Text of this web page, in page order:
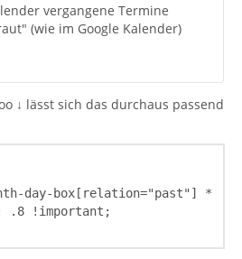
vergangene Termine
(wie im Google Kalender)
↓ lässt sich das durchaus passend